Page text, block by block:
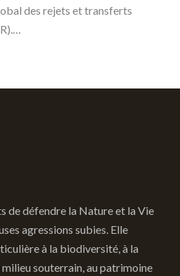
des rejets et transferts
de défendre la Nature et la Vie
agressions subies. Elle
à la biodiversité, à la
souterrain, au patrimoine